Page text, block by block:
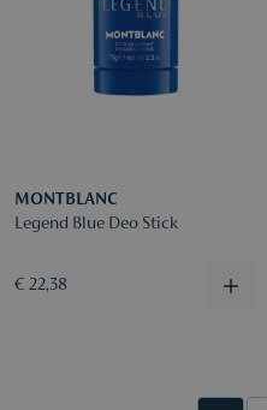
MONTBLANC
Legend Blue Deo Stick
€ 22,38